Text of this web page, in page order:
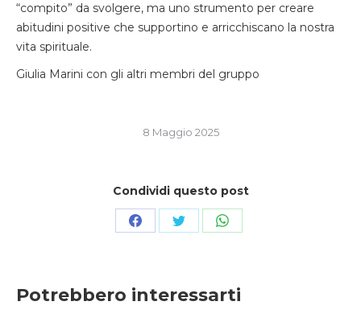
“compito” da svolgere, ma uno strumento per creare
abitudini positive che supportino e arricchiscano la nostra
vita spirituale.
Giulia Marini con gli altri membri del gruppo
8 Maggio 2025
Condividi questo post
CondividiCondividiCondividi
Potrebbero interessarti